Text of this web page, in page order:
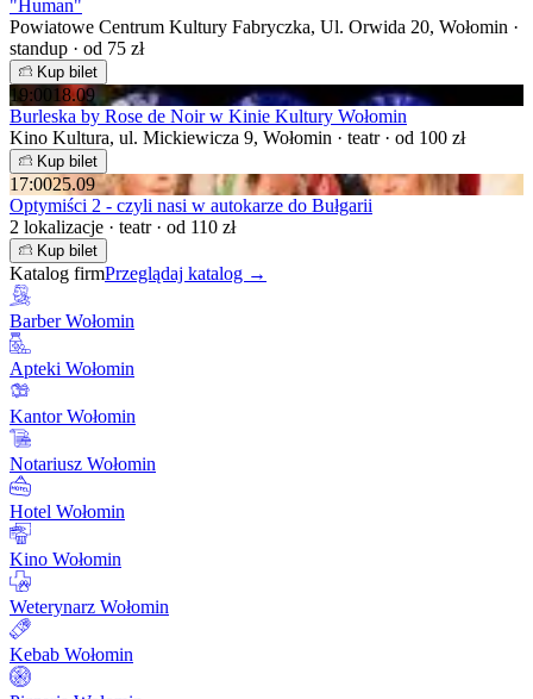
"Human"
Powiatowe Centrum Kultury Fabryczka, Ul. Orwida 20, Wołomin ·
standup · od 75 zł
Kup bilet
19:00 18.09
Burleska by Rose de Noir w Kinie Kultury Wołomin
Kino Kultura, ul. Mickiewicza 9, Wołomin · teatr · od 100 zł
Kup bilet
17:0025.09
Optymiści 2 - czyli nasi w autokarze do Bułgarii
2 lokalizacje · teatr · od 110 zł
Kup bilet
Katalog firmPrzeglądaj katalog →
Barber Wołomin
Apteki Wołomin
Kantor Wołomin
Notariusz Wołomin
Hotel Wołomin
Kino Wołomin
Weterynarz Wołomin
Kebab Wołomin